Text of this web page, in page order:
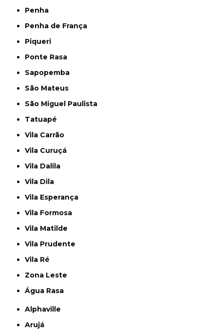
Penha
Penha de França
Piqueri
Ponte Rasa
Sapopemba
São Mateus
São Miguel Paulista
Tatuapé
Vila Carrão
Vila Curuçá
Vila Dalila
Vila Dila
Vila Esperança
Vila Formosa
Vila Matilde
Vila Prudente
Vila Ré
Zona Leste
Água Rasa
Alphaville
Arujá